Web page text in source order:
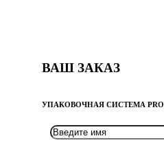
ВАШ ЗАКАЗ
УПАКОВОЧНАЯ СИСТЕМА